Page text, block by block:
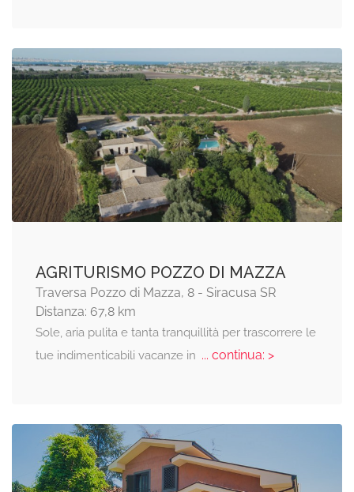
AGRITURISMO POZZO DI MAZZA
Traversa Pozzo di Mazza, 8 - Siracusa SR
Distanza: 67,8 km
Sole, aria pulita e tanta tranquillità per trascorrere le
tue indimenticabili vacanze in ... continua: >